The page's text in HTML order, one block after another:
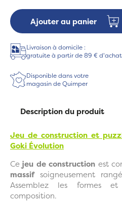
Ajouter au panier
Livraison à domicile :
gratuite à partir de 89 € d'achat
Disponible dans votre
magasin de Quimper
Description du produit
Jeu de construction et
Goki Évolution
Ce jeu de construction est
massifsoigneusement
Assemblez les formes
composition.